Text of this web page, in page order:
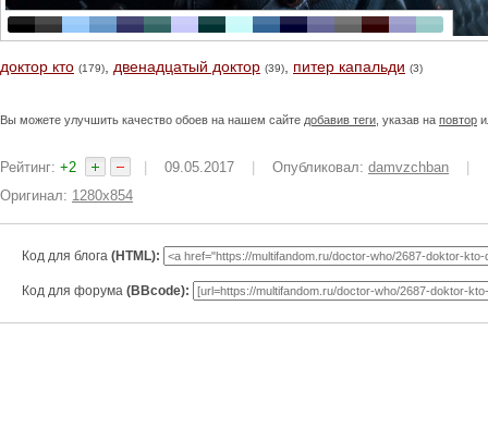
доктор кто (179) двенадцатый доктор (39) питер капальди (3)
Вы можете улучшить качество обоев на нашем сайте добавив теги , указав на повтор
Рейтинг: +2 09.05.2017 Опубликовал: damvzchban
Оригинал: 1280x854
Код для блога (HTML):
Код для форума (BBcode):